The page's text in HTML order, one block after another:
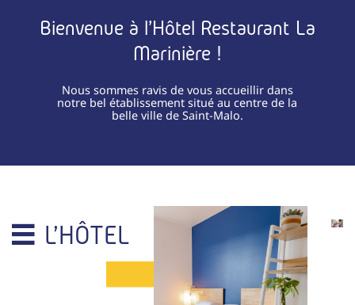
Bienvenue à l'Hôtel Restaurant La
Marinière !
Nous sommes ravis de vous accueillir dans
notre bel établissement situé au centre de la
belle ville de Saint-Malo.
L'HÔTEL